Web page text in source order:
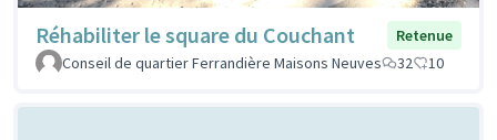
Réhabiliter le square du Couchant
Retenue
Conseil de quartier Ferrandière Maisons Neuves
32 10